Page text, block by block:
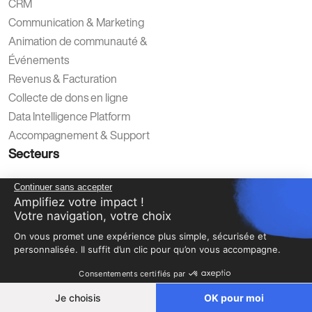
CRM
Communication & Marketing
Animation de communauté &
Événements
Revenus & Facturation
Collecte de dons en ligne
Data Intelligence Platform
Accompagnement & Support
Secteurs
Secteur public
Associations Professionnelles &
Fédérations
Associations Caritatives
Enseignement supérieur, Recherche
Continuer sans accepter
Amplifiez votre impact !
Votre navigation, votre choix
On vous promet une expérience plus simple, sécurisée et
personnalisée. Il suffit d’un clic pour qu’on vous accompagne.
Consentements certifiés par
Je choisis OK pour moi